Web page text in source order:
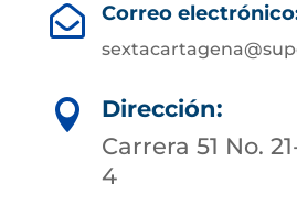
 Correo

Dirección:
Carrera 51 No.
4